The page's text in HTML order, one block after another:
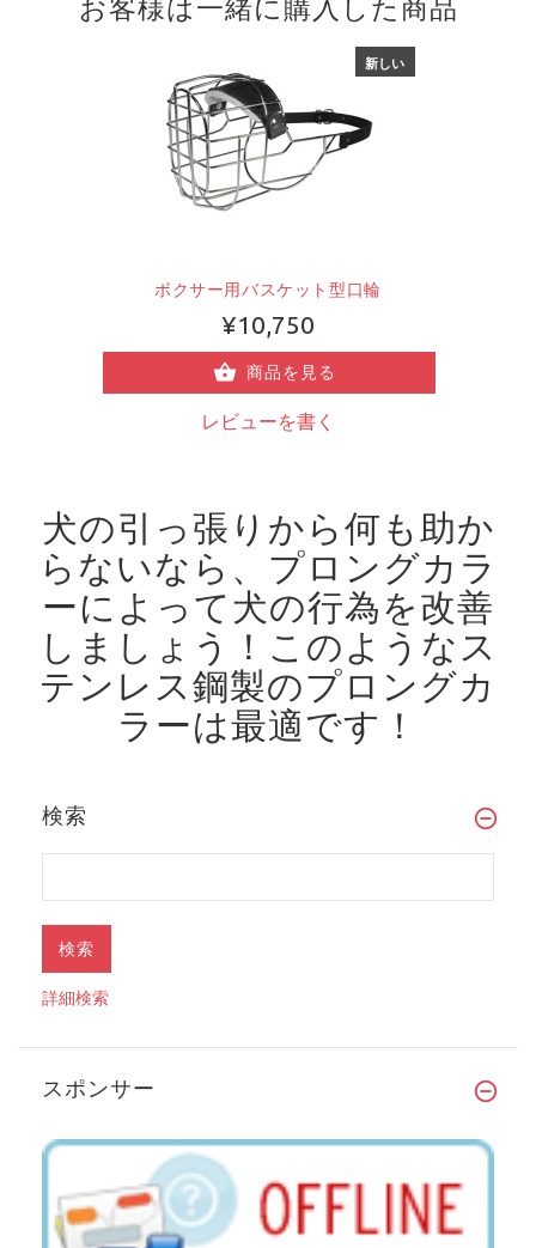
お客様は一緒に購入した商品
新しい
ボクサー用バスケット型口輪
¥10,750
商品を見る
レビューを書く
犬の引っ張りから何も助か
らないなら、プロングカラ
ーによって犬の行為を改善
しましょう！ このようなス
テンレス鋼製のプロングカ
ラーは最適です！
検索
詳細検索
スポンサー